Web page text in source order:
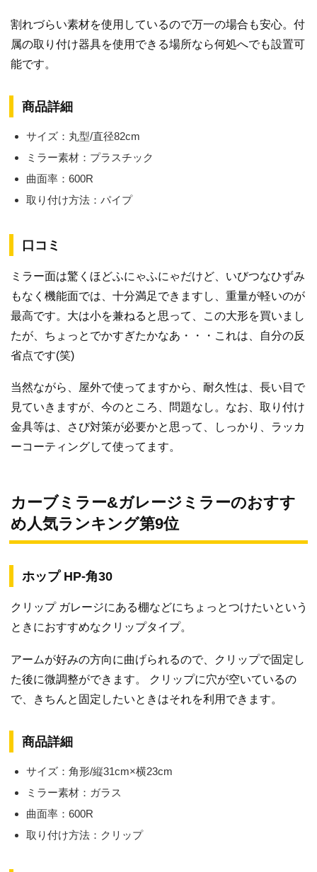
割れづらい素材を使用しているので万一の場合も安心。付
属の取り付け器具を使用できる場所なら何処へでも設置可
能です。
商品詳細
サイズ：丸型/直径82cm
ミラー素材：プラスチック
曲面率：600R
取り付け方法：パイプ
口コミ
ミラー面は驚くほどふにゃふにゃだけど、いびつなひずみ
もなく機能面では、十分満足できますし、重量が軽いのが
最高です。大は小を兼ねると思って、この大形を買いまし
たが、ちょっとでかすぎたかなあ・・・これは、自分の反
省点です(笑)
当然ながら、屋外で使ってますから、耐久性は、長い目で
見ていきますが、今のところ、問題なし。なお、取り付け
金具等は、さび対策が必要かと思って、しっかり、ラッカ
ーコーティングして使ってます。
カーブミラー&ガレージミラーのおすす
め人気ランキング第9位
ホップ HP-角30
クリップ ガレージにある棚などにちょっとつけたいという
ときにおすすめなクリップタイプ。
アームが好みの方向に曲げられるので、クリップで固定し
た後に微調整ができます。 クリップに穴が空いているの
で、きちんと固定したいときはそれを利用できます。
商品詳細
サイズ：角形/縦31cm×横23cm
ミラー素材：ガラス
曲面率：600R
取り付け方法：クリップ